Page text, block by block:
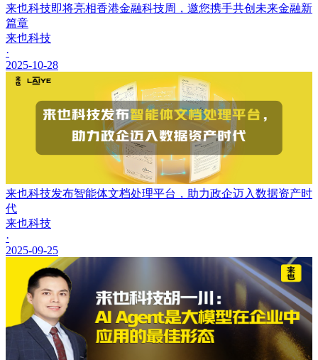
来也科技即将亮相香港金融科技周，邀您携手共创未来金融新
篇章
来也科技
·
2025-10-28
来也科技发布智能体文档处理平台，助力政企迈入数据资产时
代
来也科技
·
2025-09-25